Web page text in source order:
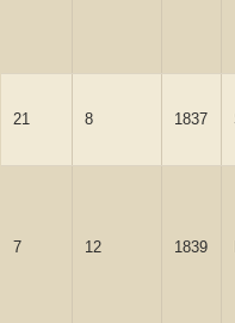
21 8 1837
7 12 1839